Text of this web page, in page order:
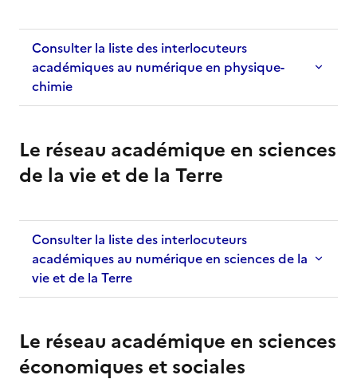
Consulter la liste des interlocuteurs
académiques au numérique en physique-
chimie
Le réseau académique en sciences
de la vie et de la Terre
Consulter la liste des interlocuteurs
académiques au numérique en sciences de la
vie et de la Terre
Le réseau académique en sciences
économiques et sociales